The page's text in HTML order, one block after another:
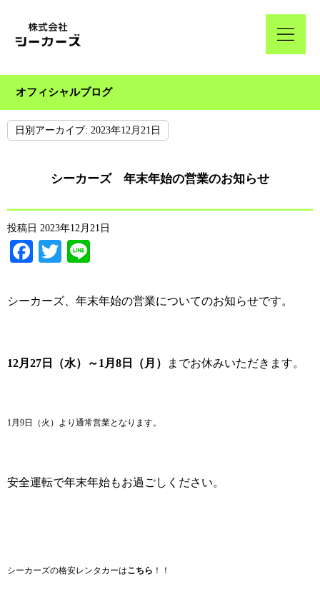
オフィシャルブログ
日別アーカイブ: 2023年12月21日
シーカーズ 年末年始の営業のお知らせ
投稿日 2023年12月21日
Facebook
Twitter
シーカーズ、年末年始の営業についてのお知らせです。
12月27日（水）～1月8日（月） までお休みいただきます。
1月9日（火）より通常営業となります。
安全運転で年末年始もお過ごしください。
シーカーズの格安レンタカーはこちら ！！